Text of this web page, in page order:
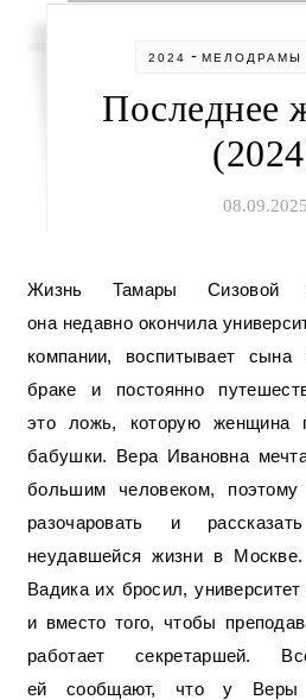
2024 - МЕЛОДРАМЫ
Последнее
08.09.2025
Жизнь Тамары Сизовой кажется идеальной:
она недавно окончила
компании, воспитывает
браке и постоянно
это ложь, которую женщина
бабушки. Вера Ивановна
большим человеком,
разочаровать и
неудавшейся жизни в
Вадика их бросил,
и вместо того, чтобы
работает секретаршей.
ей сообщают, что у Веры